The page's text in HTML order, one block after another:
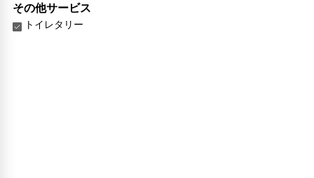
その他サービス
トイレタリー